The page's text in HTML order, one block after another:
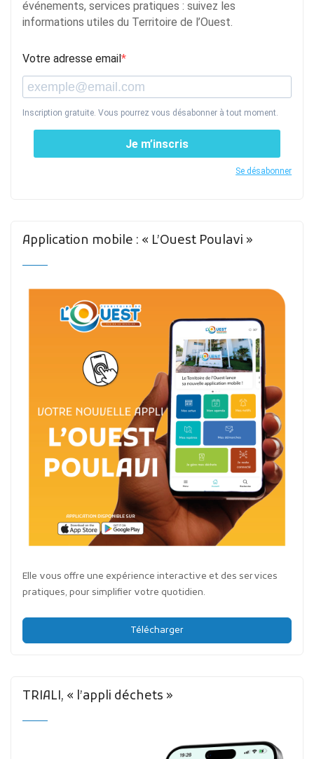
événements, services pratiques : suivez les
informations utiles du Territoire de l’Ouest.
Votre adresse email
Inscription gratuite. Vous pourrez vous désabonner à tout moment.
Je m’inscris
Se désabonner
Application mobile : « L’Ouest Poulavi »
Elle vous offre une expérience interactive et des services
pratiques, pour simplifier votre quotidien.
Télécharger
TRIALI, « l’appli déchets »